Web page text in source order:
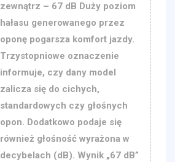
zewnątrz – 67 dB Duży poziom
hałasu generowanego przez
oponę pogarsza komfort jazdy.
Trzystopniowe oznaczenie
informuje, czy dany model
zalicza się do cichych,
standardowych czy głośnych
opon. Dodatkowo podaje się
również głośność wyrażona w
decybelach (dB). Wynik „67 dB”